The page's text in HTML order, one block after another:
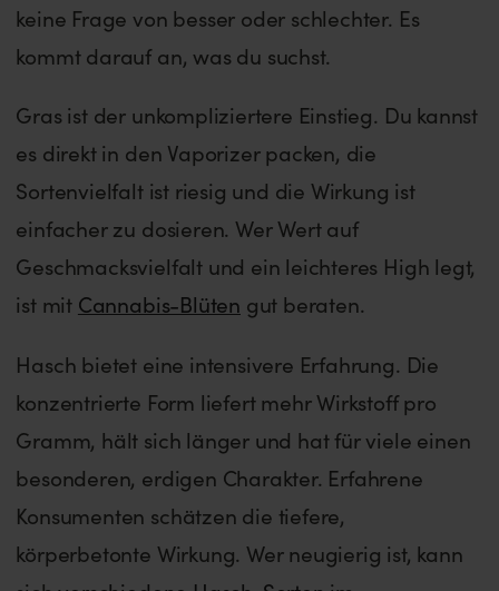
keine Frage von besser oder schlechter. Es
kommt darauf an, was du suchst.
Gras ist der unkompliziertere Einstieg. Du kannst
es direkt in den Vaporizer packen, die
Sortenvielfalt ist riesig und die Wirkung ist
einfacher zu dosieren. Wer Wert auf
Geschmacksvielfalt und ein leichteres High legt,
ist mit Cannabis-Blüten gut beraten.
Hasch bietet eine intensivere Erfahrung. Die
konzentrierte Form liefert mehr Wirkstoff pro
Gramm, hält sich länger und hat für viele einen
besonderen, erdigen Charakter. Erfahrene
Konsumenten schätzen die tiefere,
körperbetonte Wirkung. Wer neugierig ist, kann